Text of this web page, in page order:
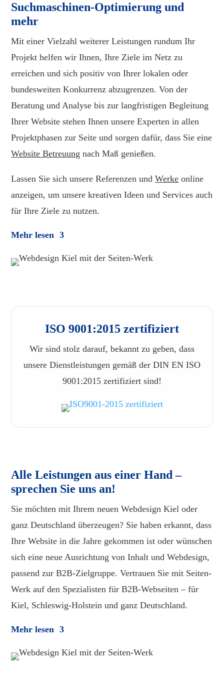
Suchmaschinen-Optimierung und
mehr
Mit einer Vielzahl weiterer Leistungen rundum Ihr
Projekt helfen wir Ihnen, Ihre Ziele im Netz zu
erreichen und sich positiv von Ihrer lokalen oder
bundesweiten Konkurrenz abzugrenzen. Von der
Beratung und Analyse bis zur langfristigen Begleitung
Ihrer Website stehen Ihnen unsere Experten in allen
Projektphasen zur Seite und sorgen dafür, dass Sie eine
Website Betreuung nach Maß genießen.
Lassen Sie sich unsere Referenzen undWerke online
anzeigen, um unsere kreativen Ideen und Services auch
für Ihre Ziele zu nutzen.
Mehr lesen
ISO 9001:2015 zertifiziert
Wir sind stolz darauf, bekannt zu geben, dass
unsere Dienstleistungen gemäß der DIN EN ISO
9001:2015 zertifiziert sind!
Alle Leistungen aus einer Hand –
sprechen Sie uns an!
Sie möchten mit Ihrem neuen Webdesign Kiel oder
ganz Deutschland überzeugen? Sie haben erkannt, dass
Ihre Website in die Jahre gekommen ist oder wünschen
sich eine neue Ausrichtung von Inhalt und Webdesign,
passend zur B2B-Zielgruppe. Vertrauen Sie mit Seiten-
Werk auf den Spezialisten für B2B-Webseiten – für
Kiel, Schleswig-Holstein und ganz Deutschland.
Mehr lesen